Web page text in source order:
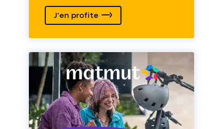
J'en profite